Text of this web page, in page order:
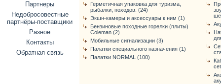
Партнеры
Недобросовестные
партнёры-поставщики
Разное
Контакты
Обратная связь
Герметичная упаковка для туризма,
рыбалки, походов. (24)
Экшн-камеры и аксессуары к ним (1)
Бензиновые походные горелки (плиты)
Coleman (2)
Мобильные сигнализации (3)
Палатки специального назначения (1)
Палатки NORMAL (100)